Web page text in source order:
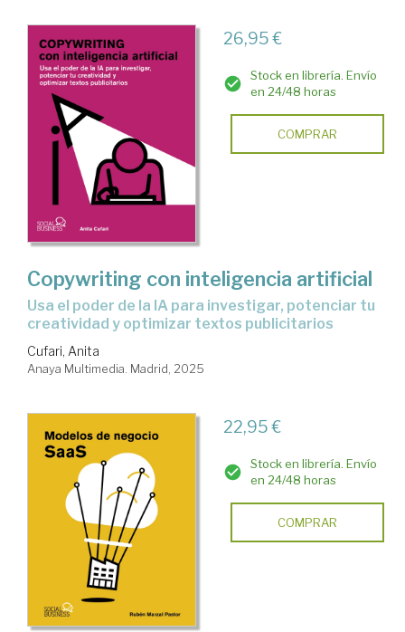
26,95 €
Stock en librería. Envío
en 24/48 horas
COMPRAR
Copywriting con inteligencia artificial
Usa el poder de la IA para investigar, potenciar tu
creatividad y optimizar textos publicitarios
Cufari, Anita
Anaya Multimedia. Madrid, 2025
22,95 €
Stock en librería. Envío
en 24/48 horas
COMPRAR